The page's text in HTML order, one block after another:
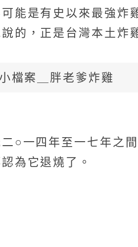
可能是有史以來最強
的，正是台灣本土炸
小檔案＿胖老爹炸雞
○一四年至一七年之
為它退燒了。